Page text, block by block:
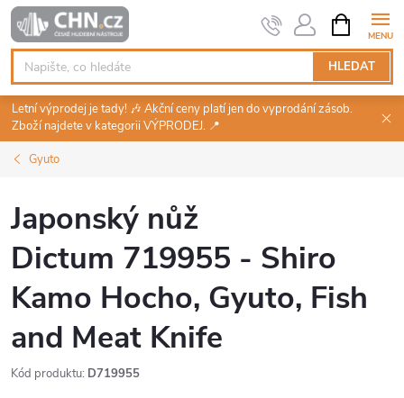
Přejít
na
obsah
HLEDAT
NÁKUPNÍ
KOŠÍK
Letní výprodej je tady! 🎶 Akční ceny platí jen do vyprodání zásob.
Zboží najdete v kategorii VÝPRODEJ. 📍
Gyuto
Japonský nůž
Dictum 719955 - Shiro
Kamo Hocho, Gyuto, Fish
and Meat Knife
Kód produktu: D719955